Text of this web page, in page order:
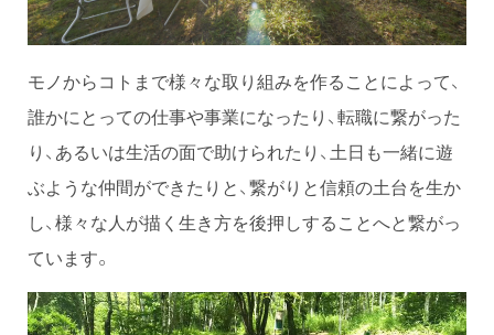
モノからコトまで様々な取り組みを作ることによって、
誰かにとっての仕事や事業になったり、転職に繋がった
り、あるいは生活の面で助けられたり、土日も一緒に遊
ぶような仲間ができたりと、繋がりと信頼の土台を生か
し、様々な人が描く生き方を後押しすることへと繋がっ
ています。